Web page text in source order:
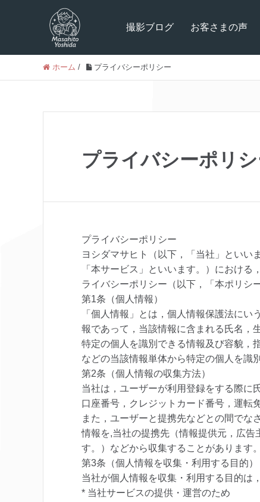
撮影ブログ お客さまの声
ホーム / プライバシーポリシー
プライバシーポリ
プライバシーポリシー
ヨシダマサヒト（以下，「当社」といい
「本サービス」といいます。）におけ
ライバシーポリシー（以下，「本ポリシ
第1条（個人情報）
「個人情報」とは，個人情報保護法に
報であって，当該情報に含まれる氏名，
特定の個人を識別できる情報及び容貌，
などの当該情報単体から特定の個人を識
第2条（個人情報の収集方法）
当社は，ユーザーが利用登録をする際に
口座番号，クレジットカード番号，運転
また，ユーザーと提携先などとの間でな
情報を,当社の提携先（情報提供元，広告
す。）などから収集することがあります。
第3条（個人情報を収集・利用する目的）
当社が個人情報を収集・利用する目的は
* 当社サービスの提供・運営のため